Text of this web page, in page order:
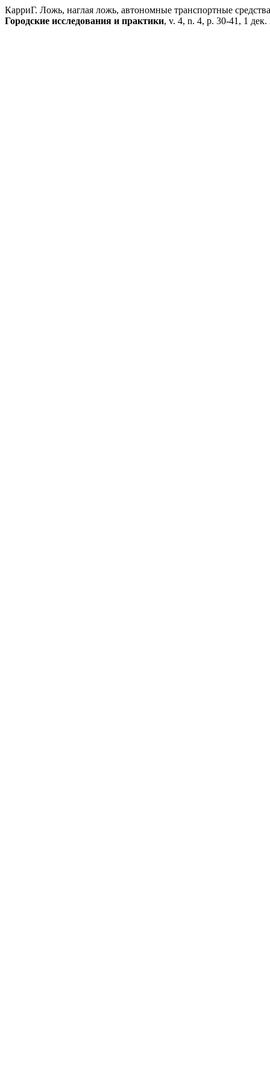
КарриГ. Ложь, наглая ложь, автономные транспортные
Городские исследования и практики, v. 4, n. 4, p. 30-41, 1 дек.